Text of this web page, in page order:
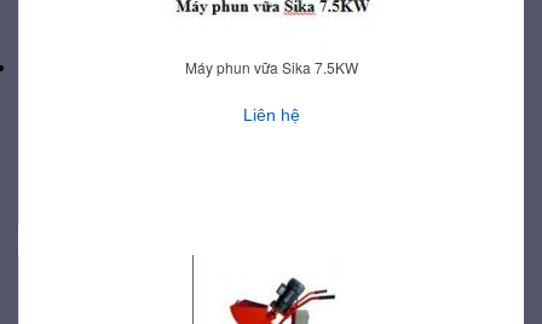
Máy phun vữa Sika 7.5KW
Liên hệ